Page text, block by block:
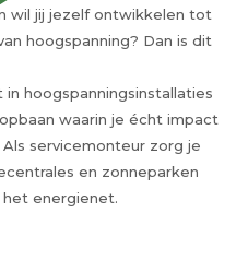
wil jij jezelf ontwikkelen tot
hoogspanning? Dan is dit
hoogspanningsinstallaties
waarin je écht impact
servicemonteur zorg je
en zonneparken
energienet.